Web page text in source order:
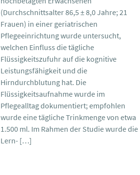
(Durchschnittsalter 86,5 ± 8,0 Jahre; 21
Frauen) in einer geriatrischen
Pflegeeinrichtung wurde untersucht,
welchen Einfluss die tägliche
Flüssigkeitszufuhr auf die kognitive
Leistungsfähigkeit und die
Hirndurchblutung hat. Die
Flüssigkeitsaufnahme wurde im
Pflegealltag dokumentiert; empfohlen
wurde eine tägliche Trinkmenge von etwa
1.500 ml. Im Rahmen der Studie wurde die
Lern- […]